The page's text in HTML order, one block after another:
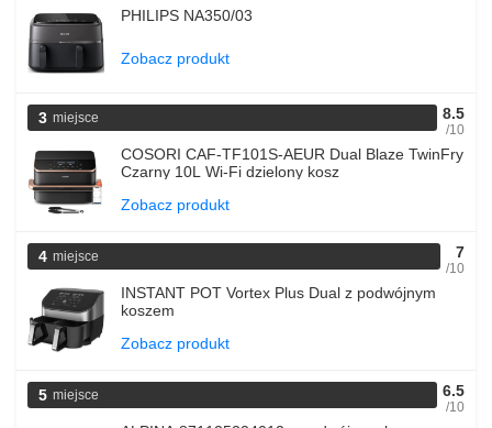
PHILIPS NA350/03
Zobacz produkt
3 miejsce
COSORI CAF-TF101S-AEUR Dual Blaze TwinFry
Czarny 10L Wi-Fi dzielony kosz
8.5
/10
Zobacz produkt
4 miejsce
INSTANT POT Vortex Plus Dual z podwójnym
koszem
7
/10
Zobacz produkt
5 miejsce 6.5
/10